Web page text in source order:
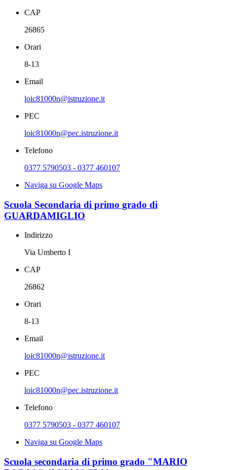
CAP
26865
Orari
8-13
Email
loic81000n@istruzione.it
PEC
loic81000n@pec.istruzione.it
Telefono
0377 5790503 - 0377 460107
Naviga su Google Maps
Scuola Secondaria di primo grado di
GUARDAMIGLIO
Indirizzo
Via Umberto I
CAP
26862
Orari
8-13
Email
loic81000n@istruzione.it
PEC
loic81000n@pec.istruzione.it
Telefono
0377 5790503 - 0377 460107
Naviga su Google Maps
Scuola secondaria di primo grado "MARIO